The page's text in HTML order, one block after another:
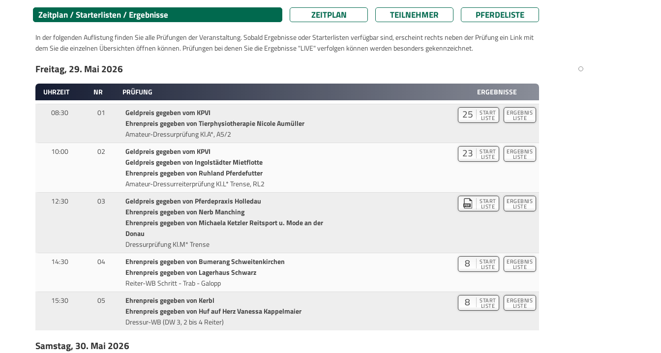
Zeitplan / Starterlisten / Ergebnisse ZEITPLAN TEILNEHMER PFERDELISTE
In der folgenden Auflistung finden Sie alle Prüfungen der Veranstaltung. Sobald Ergebnisse oder Starterlisten verfügbar sind, erscheint rechts neben der Prüfung ein Link mit
dem Sie die einzelnen Übersichten öffnen können. Prüfungen bei denen Sie die Ergebnisse "LIVE" verfolgen können werden besonders gekennzeichnet.
Freitag, 29. Mai 2026
UHRZEIT NR PRÜFUNG
ERGEBNISSE
08:30
01
Geldpreis gegeben vom KPVI
Ehrenpreis gegeben von Tierphysiotherapie Nicole Aumüller
Amateur-Dressurprüfung Kl.A*, A5/2
25 START
LISTE
ERGEBNIS
LISTE
10:00 02
Geldpreis gegeben vom KPVI
Geldpreis gegeben von Ingolstädter Mietflotte
Ehrenpreis gegeben von Ruhland Pferdefutter
Amateur-Dressurreiterprüfung Kl.L* Trense, RL2
23 START
LISTE
ERGEBNIS
LISTE
12:30 03
Geldpreis gegeben von Pferdepraxis Holledau
Ehrenpreis gegeben von Nerb Manching
Ehrenpreis gegeben von Michaela Ketzler Reitsport u. Mode an der
Donau
Dressurprüfung Kl.M* Trense
START
LISTE
ERGEBNIS
LISTE
14:30 04
Ehrenpreis gegeben von Bumerang Schweitenkirchen
Ehrenpreis gegeben von Lagerhaus Schwarz
Reiter-WB Schritt - Trab - Galopp
8 START
LISTE
ERGEBNIS
LISTE
15:30 05
Ehrenpreis gegeben von Kerbl
Ehrenpreis gegeben von Huf auf Herz Vanessa Kappelmaier
Dressur-WB (DW 3, 2 bis 4 Reiter)
8 START
LISTE
ERGEBNIS
LISTE
Samstag, 30. Mai 2026